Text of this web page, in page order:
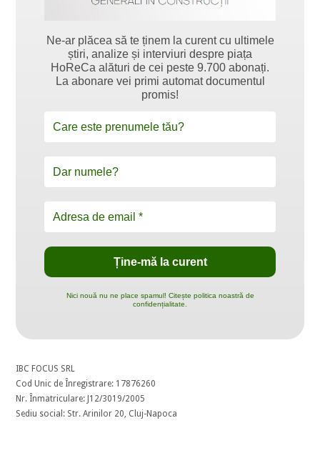
Ne-ar plăcea să te ținem la curent cu ultimele
știri, analize și interviuri despre piața
HoReCa alături de cei peste 9.700 abonați.
La abonare vei primi automat documentul
promis!
Nici nouă nu ne place spamul! Citește politica noastră de
confidențialitate.
IBC FOCUS SRL
Cod Unic de Înregistrare: 17876260
Nr. Înmatriculare: J12/3019/2005
Sediu social: Str. Arinilor 20, Cluj-Napoca